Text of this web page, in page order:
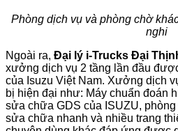
Phòng dịch vụ và phòng chờ
nghi
Ngoài ra, Đại lý i-Trucks Đại
xưởng dịch vụ 2 tầng lần đầu
của Isuzu Việt Nam. Xưởng dịch
bị hiện đại như: Máy chuẩn đoán
sửa chữa GDS của ISUZU,
sửa chữa nhanh và nhiều trang